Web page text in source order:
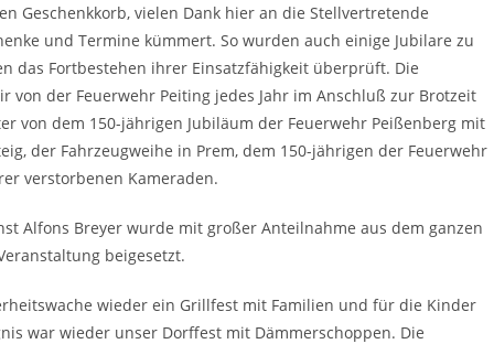
Geschenkkorb, vielen Dank hier an die Stellvertretende
und Termine kümmert. So wurden auch einige Jubilare zu
das Fortbestehen ihrer Einsatzfähigkeit überprüft. Die
der Feuerwehr Peiting jedes Jahr im Anschluß zur Brotzeit
von dem 150-jährigen Jubiläum der Feuerwehr Peißenberg mit
der Fahrzeugweihe in Prem, dem 150-jährigen der Feuerwehr
verstorbenen Kameraden.
Alfons Breyer wurde mit großer Anteilnahme aus dem ganzen
beigesetzt.
wieder ein Grillfest mit Familien und für die Kinder
war wieder unser Dorffest mit Dämmerschoppen. Die